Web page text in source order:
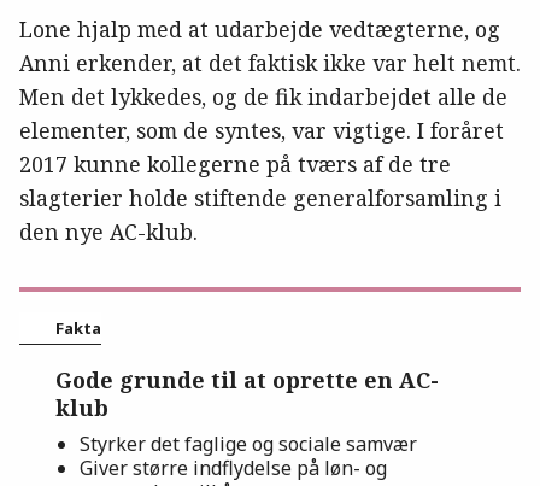
Lone hjalp med at udarbejde vedtægterne, og
Anni erkender, at det faktisk ikke var helt nemt.
Men det lykkedes, og de fik indarbejdet alle de
elementer, som de syntes, var vigtige. I foråret
2017 kunne kollegerne på tværs af de tre
slagterier holde stiftende generalforsamling i
den nye AC-klub.
Fakta
Gode grunde til at oprette en AC-
klub
Styrker det faglige og sociale samvær
Giver større indflydelse på løn- og